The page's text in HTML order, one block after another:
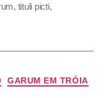
, tituli picti,
GARUM EM TRÓIA